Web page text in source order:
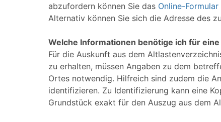
abzufordern können Sie das Online-
Alternativ können Sie sich die Adresse des
Welche Informationen benötige ich für
Für die Auskunft aus dem
zu erhalten, müssen Angaben zu dem
Ortes notwendig. Hilfreich sind zudem die
identifizieren. Zu Identifizierung kann eine
Grundstück exakt für den Auszug aus dem